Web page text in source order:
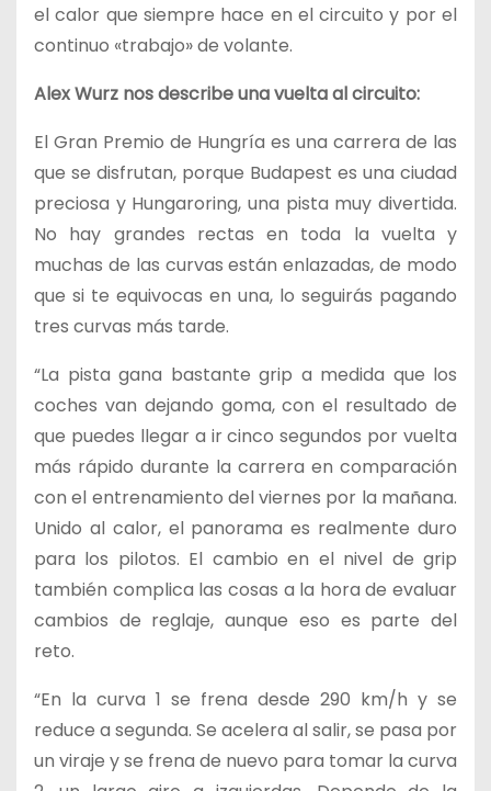
el calor que siempre hace en el circuito y por el
continuo «trabajo» de volante.
Alex Wurz nos describe una vuelta al circuito:
El Gran Premio de Hungría es una carrera de las
que se disfrutan, porque Budapest es una ciudad
preciosa y Hungaroring, una pista muy divertida.
No hay grandes rectas en toda la vuelta y
muchas de las curvas están enlazadas, de modo
que si te equivocas en una, lo seguirás pagando
tres curvas más tarde.
“La pista gana bastante grip a medida que los
coches van dejando goma, con el resultado de
que puedes llegar a ir cinco segundos por vuelta
más rápido durante la carrera en comparación
con el entrenamiento del viernes por la mañana.
Unido al calor, el panorama es realmente duro
para los pilotos. El cambio en el nivel de grip
también complica las cosas a la hora de evaluar
cambios de reglaje, aunque eso es parte del
reto.
“En la curva 1 se frena desde 290 km/h y se
reduce a segunda. Se acelera al salir, se pasa por
un viraje y se frena de nuevo para tomar la curva